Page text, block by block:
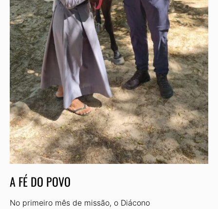
A FÉ DO POVO
No primeiro mês de missão, o Diácono